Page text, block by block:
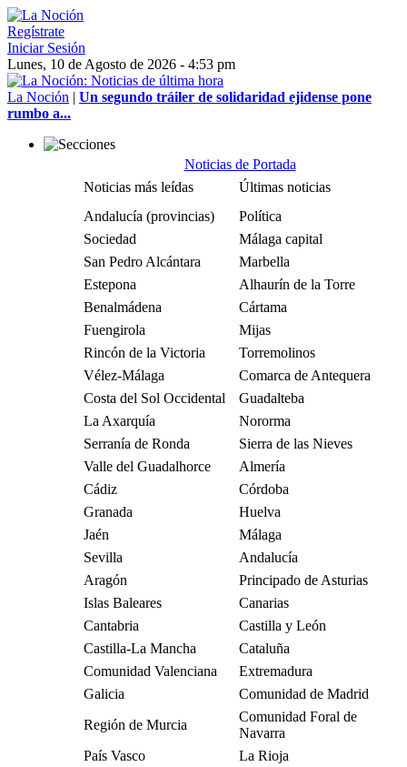
Regístrate
Iniciar Sesión
Lunes, 10 de Agosto de 2026 - 4:53 pm
La Noción | Un segundo tráiler de solidaridad ejidense pone
rumbo a...
Noticias de Portada
Noticias más leídas
Últimas noticias
Andalucía (provincias)
Política
Sociedad
Málaga capital
San Pedro Alcántara
Marbella
Estepona
Alhaurín de la Torre
Benalmádena
Cártama
Fuengirola
Mijas
Rincón de la Victoria
Torremolinos
Vélez-Málaga
Comarca de Antequera
Costa del Sol Occidental
Guadalteba
La Axarquía
Nororma
Serranía de Ronda
Sierra de las Nieves
Valle del Guadalhorce
Almería
Cádiz
Córdoba
Granada
Huelva
Jaén
Málaga
Sevilla
Andalucía
Aragón
Principado de Asturias
Islas Baleares
Canarias
Cantabria
Castilla y León
Castilla-La Mancha
Cataluña
Comunidad Valenciana
Extremadura
Galicia
Comunidad de Madrid
Región de Murcia
Comunidad Foral de
Navarra
País Vasco
La Rioja